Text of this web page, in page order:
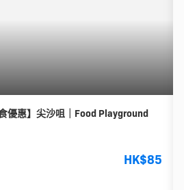
優惠】尖沙咀｜Food Playground
HK$85